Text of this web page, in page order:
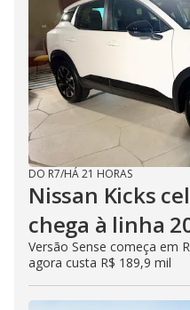
DO R7/HÁ 21 HORAS
Nissan Kicks
chega à linha
Versão Sense começa em
agora custa R$ 189,9 mil